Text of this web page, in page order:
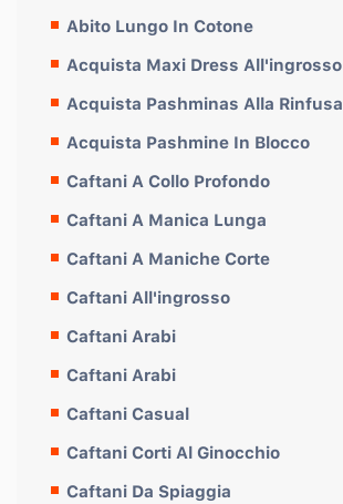
Abito Lungo In Cotone
Acquista Maxi Dress All'ingrosso
Acquista Pashminas Alla Rinfusa
Acquista Pashmine In Blocco
Caftani A Collo Profondo
Caftani A Manica Lunga
Caftani A Maniche Corte
Caftani All'ingrosso
Caftani Arabi
Caftani Arabi
Caftani Casual
Caftani Corti Al Ginocchio
Caftani Da Spiaggia